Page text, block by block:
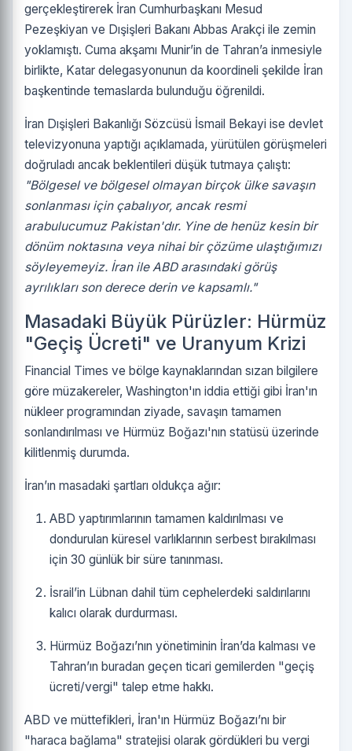
gerçekleştirerek İran Cumhurbaşkanı Mesud
Pezeşkiyan ve Dışişleri Bakanı Abbas Arakçi ile zemin
yoklamıştı. Cuma akşamı Munir’in de Tahran’a inmesiyle
birlikte, Katar delegasyonunun da koordineli şekilde İran
başkentinde temaslarda bulunduğu öğrenildi.
İran Dışişleri Bakanlığı Sözcüsü İsmail Bekayi ise devlet
televizyonuna yaptığı açıklamada, yürütülen görüşmeleri
doğruladı ancak beklentileri düşük tutmaya çalıştı:
"Bölgesel ve bölgesel olmayan birçok ülke savaşın
sonlanması için çabalıyor, ancak resmi
arabulucumuz Pakistan'dır. Yine de henüz kesin bir
dönüm noktasına veya nihai bir çözüme ulaştığımızı
söyleyemeyiz. İran ile ABD arasındaki görüş
ayrılıkları son derece derin ve kapsamlı."
Masadaki Büyük Pürüzler: Hürmüz
"Geçiş Ücreti" ve Uranyum Krizi
Financial Times ve bölge kaynaklarından sızan bilgilere
göre müzakereler, Washington'ın iddia ettiği gibi İran'ın
nükleer programından ziyade, savaşın tamamen
sonlandırılması ve Hürmüz Boğazı'nın statüsü üzerinde
kilitlenmiş durumda.
İran’ın masadaki şartları oldukça ağır:
ABD yaptırımlarının tamamen kaldırılması ve
dondurulan küresel varlıklarının serbest bırakılması
için 30 günlük bir süre tanınması.
İsrail’in Lübnan dahil tüm cephelerdeki saldırılarını
kalıcı olarak durdurması.
Hürmüz Boğazı’nın yönetiminin İran’da kalması ve
Tahran’ın buradan geçen ticari gemilerden "geçiş
ücreti/vergi" talep etme hakkı.
ABD ve müttefikleri, İran'ın Hürmüz Boğazı’nı bir
"haraca bağlama" stratejisi olarak gördükleri bu vergi